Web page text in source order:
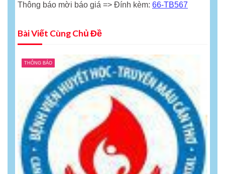
Thông báo mời báo giá => Đính kèm: 66-TB567
Bài Viết Cùng Chủ Đề
THÔNG BÁO